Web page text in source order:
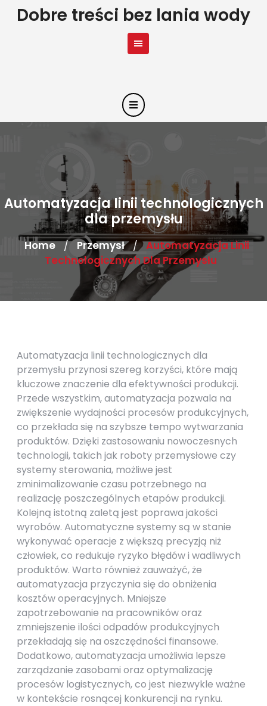
SkipDobre treści bez lania wody
Automatyzacja linii technologicznych
dla przemysłu
Home / Przemysł / Automatyzacja Linii
Technologicznych Dla Przemysłu
Automatyzacja linii technologicznych dla
przemysłu przynosi szereg korzyści, które mają
kluczowe znaczenie dla efektywności produkcji.
Przede wszystkim, automatyzacja pozwala na
zwiększenie wydajności procesów produkcyjnych,
co przekłada się na szybsze tempo wytwarzania
produktów. Dzięki zastosowaniu nowoczesnych
technologii, takich jak roboty przemysłowe czy
systemy sterowania, możliwe jest
zminimalizowanie czasu potrzebnego na
realizację poszczególnych etapów produkcji.
Kolejną istotną zaletą jest poprawa jakości
wyrobów. Automatyczne systemy są w stanie
wykonywać operacje z większą precyzją niż
człowiek, co redukuje ryzyko błędów i wadliwych
produktów. Warto również zauważyć, że
automatyzacja przyczynia się do obniżenia
kosztów operacyjnych. Mniejsze
zapotrzebowanie na pracowników oraz
zmniejszenie ilości odpadów produkcyjnych
przekładają się na oszczędności finansowe.
Dodatkowo, automatyzacja umożliwia lepsze
zarządzanie zasobami oraz optymalizację
procesów logistycznych, co jest niezwykle ważne
w kontekście rosnącej konkurencji na rynku.